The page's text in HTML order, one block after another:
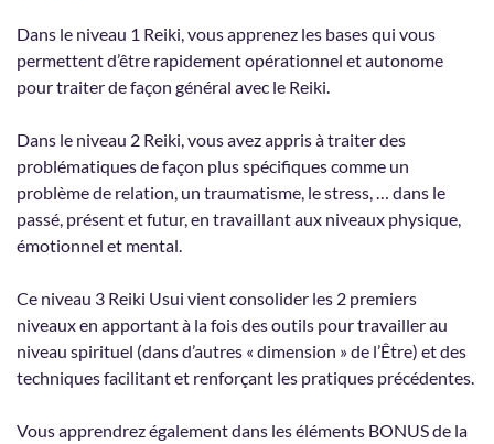
Dans le niveau 1 Reiki, vous apprenez les bases qui vous
permettent d’être rapidement opérationnel et autonome
pour traiter de façon général avec le Reiki.
Dans le niveau 2 Reiki, vous avez appris à traiter des
problématiques de façon plus spécifiques comme un
problème de relation, un traumatisme, le stress, … dans le
passé, présent et futur, en travaillant aux niveaux physique,
émotionnel et mental.
Ce niveau 3 Reiki Usui vient consolider les 2 premiers
niveaux en apportant à la fois des outils pour travailler au
niveau spirituel (dans d’autres « dimension » de l’Être) et des
techniques facilitant et renforçant les pratiques précédentes.
Vous apprendrez également dans les éléments BONUS de la